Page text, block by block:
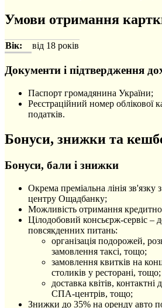
Умови отримання
Вік: від 18 років
Документи і підтвердження
Паспорт громадянина України;
Реєстраційний номер облікової
податків.
Бонуси, знижки та
Бонуси, бали і знижки
Окрема преміальна лінія зв'язку
центру Ощадбанку;
Можливість отримання
Цілодобовий консьєрж-сервіс –
повсякденних питань:
організація подорожей,
замовлення таксі, тощо;
замовлення квитків на
столиків у ресторані, тощо;
доставка квітів, контактні
СПА-центрів, тощо;
Знижки до 35% на оренду авто